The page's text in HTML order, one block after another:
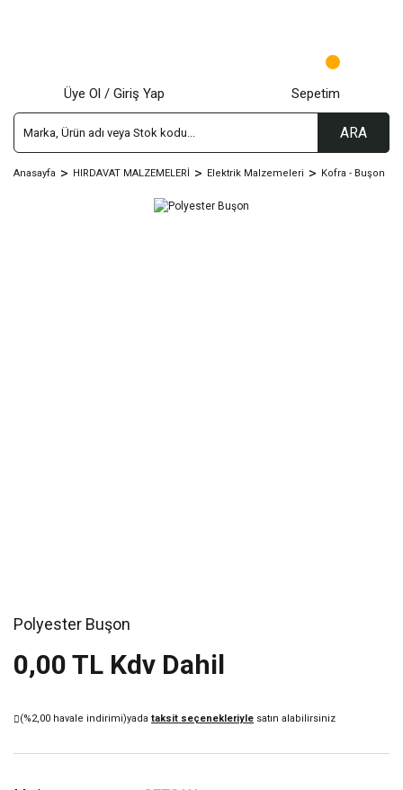
ARA
Üye Ol / Giriş Yap Sepetim
Anasayfa HIRDAVAT MALZEMELERİ Elektrik Malzemeleri Kofra - Buşon
Polyester Buşon
0,00 TL Kdv Dahil
(%2,00 havale indirimi)yada taksit seçenekleriyle satın alabilirsiniz